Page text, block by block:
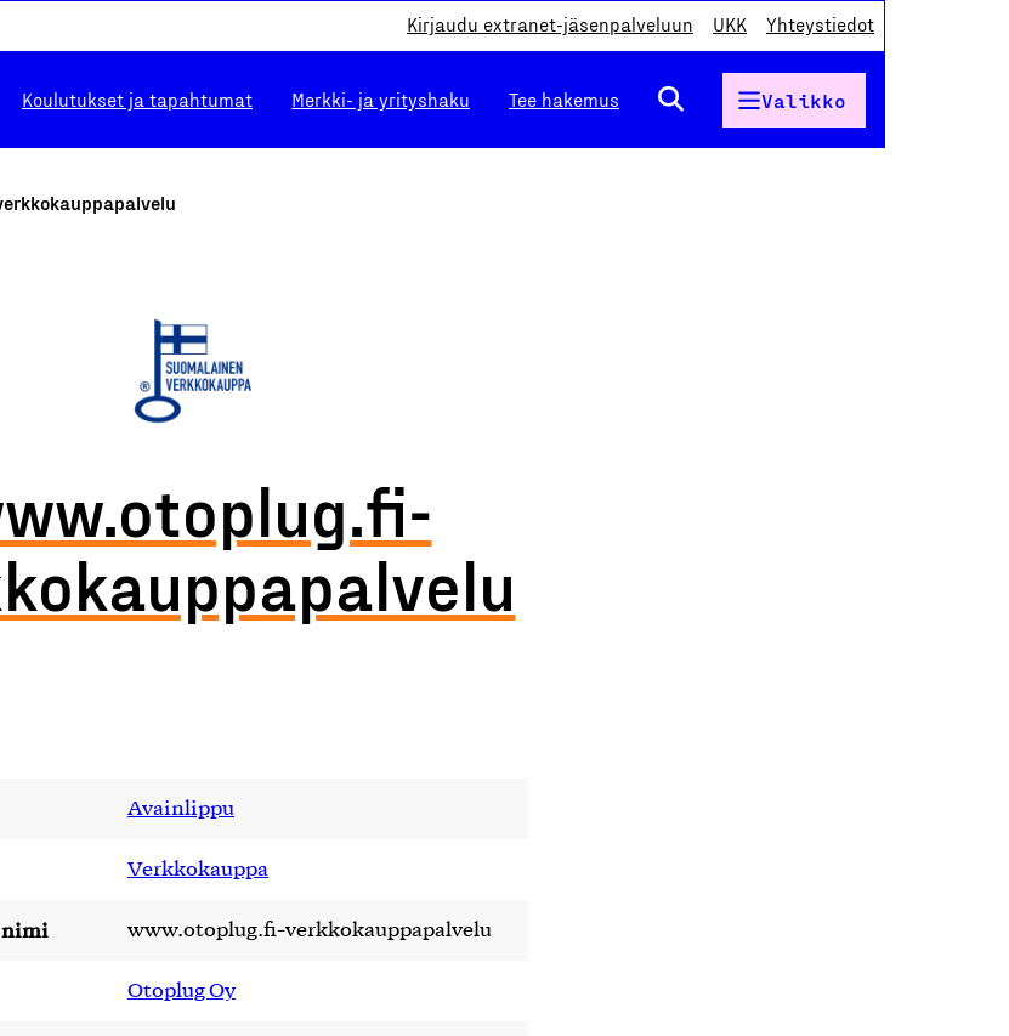
Kirjaudu extranet-jäsenpalveluun UKK Yhteystiedot
Koulutukset ja tapahtumat Merkki- ja yrityshaku Tee hakemus Valikko
Avainlippu
Verkkokauppa
nimi www.otoplug.fi-verkkokauppapalvelu
Otoplug Oy